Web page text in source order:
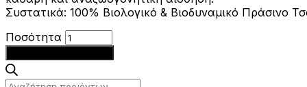
Συστατικά: 100% Βιολογικό & Βιοδυναμικό Πράσινο
Ποσότητα Τσάι
Βιολογικό
Πράσινο
20τμχ